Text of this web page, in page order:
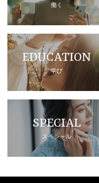
働く
EDUCATION
学び
SPECIAL
スペシャル